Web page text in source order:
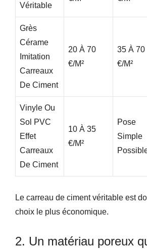
Véritable
Grès
Cérame
Imitation
Carreaux
De Ciment
20 À 70
€/m²
35 À 70
€/m²
Vinyle Ou
Sol PVC
Effet
Carreaux
De Ciment
10 À 35
€/m²
Pose
Simple
Le carreau de ciment véritable est
choix le plus économique.
2. Un matériau poreux